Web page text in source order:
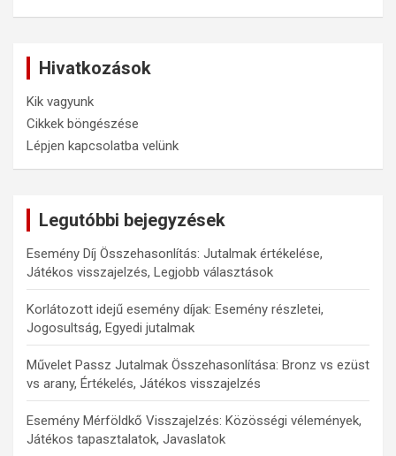
Hivatkozások
Kik vagyunk
Cikkek böngészése
Lépjen kapcsolatba velünk
Legutóbbi bejegyzések
Esemény Díj Összehasonlítás: Jutalmak értékelése,
Játékos visszajelzés, Legjobb választások
Korlátozott idejű esemény díjak: Esemény részletei,
Jogosultság, Egyedi jutalmak
Művelet Passz Jutalmak Összehasonlítása: Bronz vs ezüst
vs arany, Értékelés, Játékos visszajelzés
Esemény Mérföldkő Visszajelzés: Közösségi vélemények,
Játékos tapasztalatok, Javaslatok